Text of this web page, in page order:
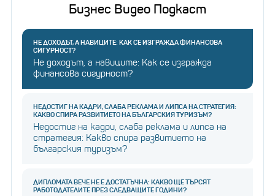
Бизнес Видео Подкаст
НЕ ДОХОДЪТ, А НАВИЦИТЕ: КАК СЕ ИЗГРАЖДА ФИНАНСОВА
СИГУРНОСТ?
Не доходът, а навиците: Как се изгражда
финансова сигурност?
НЕДОСТИГ НА КАДРИ, СЛАБА РЕКЛАМА И ЛИПСА НА СТРАТЕГИЯ:
КАКВО СПИРА РАЗВИТИЕТО НА БЪЛГАРСКИЯ ТУРИЗЪМ?
Недостиг на кадри, слаба реклама и липса на
стратегия: Какво спира развитието на
българския туризъм?
ДИПЛОМАТА ВЕЧЕ НЕ Е ДОСТАТЪЧНА: КАКВО ЩЕ ТЪРСЯТ
РАБОТОДАТЕЛИТЕ ПРЕЗ СЛЕДВАЩИТЕ ГОДИНИ?